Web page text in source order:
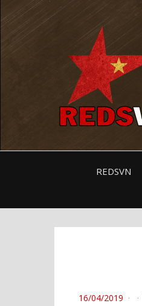
REDSVN
POSTED
16/04/2019